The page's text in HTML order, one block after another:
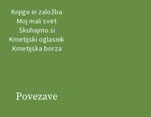
Knjige in založba
Moj mali svet
Skuhajmo.si
Kmetijski oglasnik
Kmetijska borza
Povezave